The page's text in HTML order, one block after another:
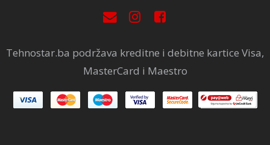
Tehnostar.ba podržava kreditne i debitne kartice Visa,
MasterCard i Maestro